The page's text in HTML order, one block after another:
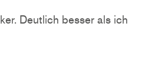
Deutlich besser als ich